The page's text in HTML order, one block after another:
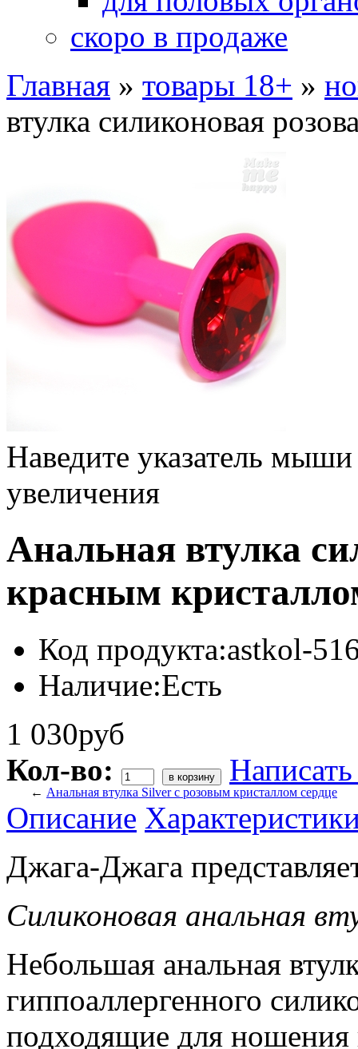
скоро в продаже
Главная » товары 18+ »
втулка силиконовая
Наведите указатель
увеличения
Анальная втулка
красным
Код продукта:astkol-
Наличие:Есть
1 030руб
Кол-во:
← Анальная втулка Silver с розовым кристаллом сердце
Описание
Джага-Джага
Силиконовая анальная
Небольшая анальная
гиппоаллергенного
подходящие для ношения